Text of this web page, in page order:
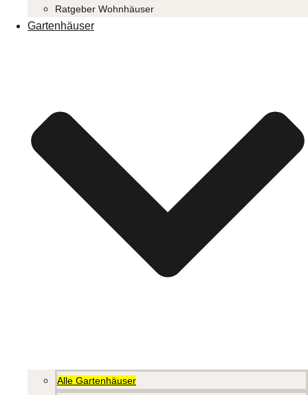
Ratgeber Wohnhäuser
Gartenhäuser
Alle Gartenhäuser